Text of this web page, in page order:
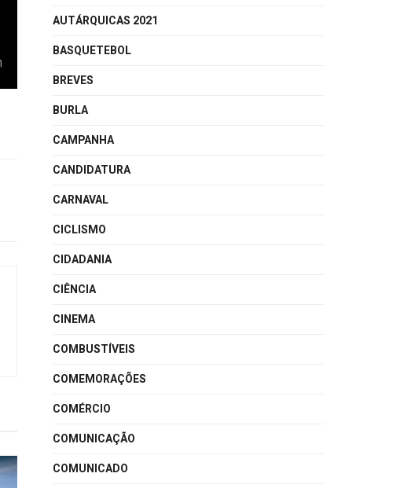
AUTÁRQUICAS 2021
BASQUETEBOL
BREVES
BURLA
CAMPANHA
CANDIDATURA
CARNAVAL
CICLISMO
CIDADANIA
CIÊNCIA
CINEMA
COMBUSTÍVEIS
COMEMORAÇÕES
COMÉRCIO
COMUNICAÇÃO
COMUNICADO